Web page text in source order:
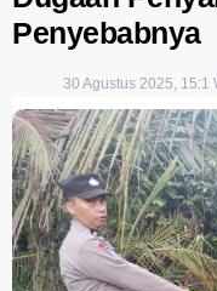
Penyebabnya
30 Agustus 2025, 15:1